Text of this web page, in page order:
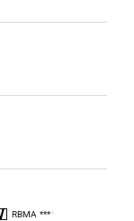
RBMA ****